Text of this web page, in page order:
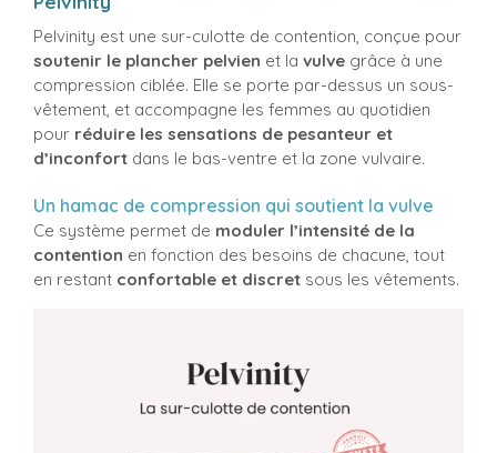
Pelvinity est une sur-culotte de contention, conçue pour
soutenir le plancher pelvien et la vulve grâce à une
compression ciblée. Elle se porte par-dessus un sous-
vêtement, et accompagne les femmes au quotidien
pour réduire les sensations de pesanteur et
d’inconfort dans le bas-ventre et la zone vulvaire.
Un hamac de compression qui soutient la vulve
Ce système permet de moduler l’intensité de la
contention en fonction des besoins de chacune, tout
en restant confortable et discret sous les vêtements.